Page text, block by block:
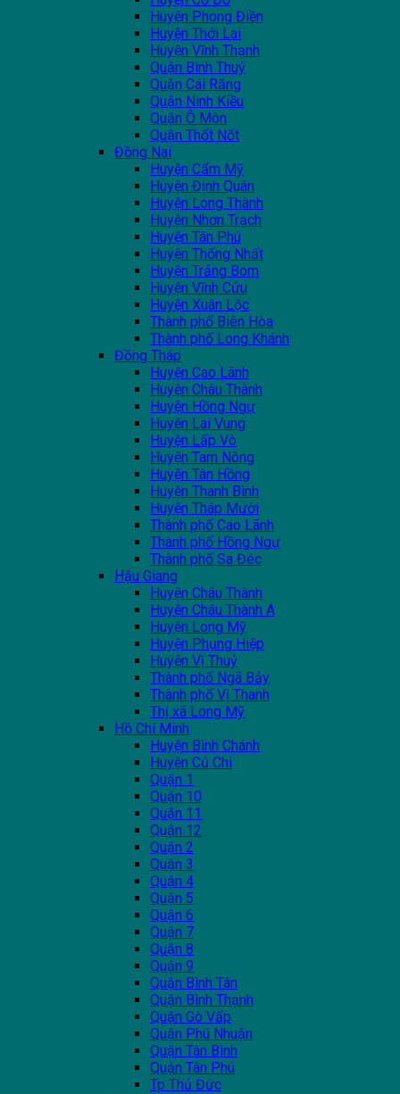
Huyện Phong Điền
Huyện Thới Lai
Huyện Vĩnh Thạnh
Quận Bình Thuỷ
Quận Cái Răng
Quận Ninh Kiều
Quận Ô Môn
Quận Thốt Nốt
Đồng Nai
Huyện Cẩm Mỹ
Huyện Định Quán
Huyện Long Thành
Huyện Nhơn Trạch
Huyện Tân Phú
Huyện Thống Nhất
Huyện Trảng Bom
Huyện Vĩnh Cửu
Huyện Xuân Lộc
Thành phố Biên Hòa
Thành phố Long Khánh
Đồng Tháp
Huyện Cao Lãnh
Huyện Châu Thành
Huyện Hồng Ngự
Huyện Lai Vung
Huyện Lấp Vò
Huyện Tam Nông
Huyện Tân Hồng
Huyện Thanh Bình
Huyện Tháp Mười
Thành phố Cao Lãnh
Thành phố Hồng Ngự
Thành phố Sa Đéc
Hậu Giang
Huyện Châu Thành
Huyện Châu Thành A
Huyện Long Mỹ
Huyện Phụng Hiệp
Huyện Vị Thuỷ
Thành phố Ngã Bảy
Thành phố Vị Thanh
Thị xã Long Mỹ
Hồ Chí Minh
Huyện Bình Chánh
Huyện Củ Chi
Quận 1
Quận 10
Quận 11
Quận 12
Quận 2
Quận 3
Quận 4
Quận 5
Quận 6
Quận 7
Quận 8
Quận 9
Quận Bình Tân
Quận Bình Thạnh
Quận Gò Vấp
Quận Phú Nhuận
Quận Tân Bình
Quận Tân Phú
Tp Thủ Đức